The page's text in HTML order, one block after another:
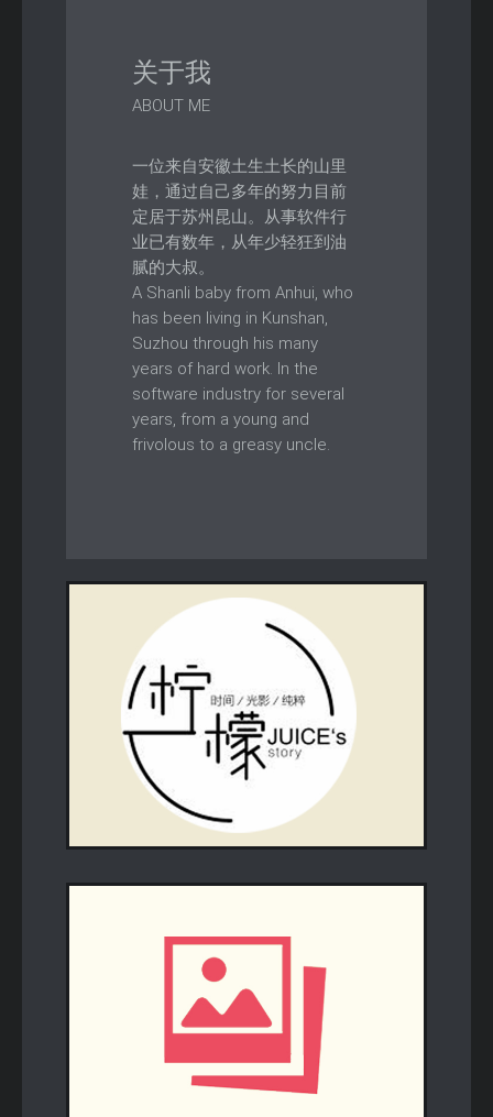
关于我
ABOUT ME
一位来自安徽土生土长的山里
娃，通过自己多年的努力目前
定居于苏州昆山。从事软件行
业已有数年，从年少轻狂到油
腻的大叔。
A Shanli baby from Anhui, who
has been living in Kunshan,
Suzhou through his many
years of hard work. In the
software industry for several
years, from a young and
frivolous to a greasy uncle.